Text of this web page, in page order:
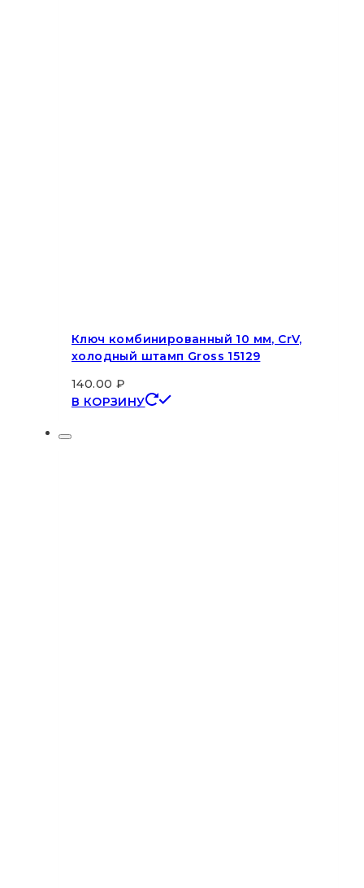
Ключ комбинированный 10 мм, CrV,
холодный штамп Gross 15129
140.00 ₽
В КОРЗИНУ